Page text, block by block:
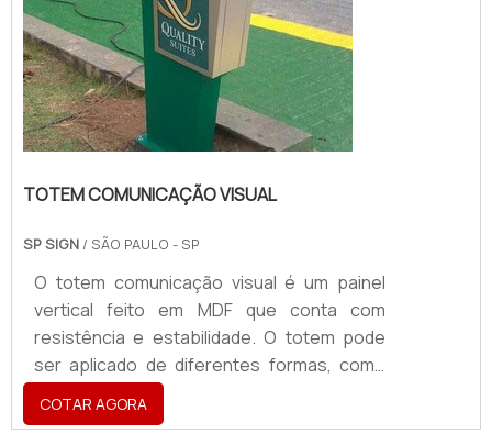
TOTEM COMUNICAÇÃO VISUAL
SP SIGN / SÃO PAULO - SP
O totem comunicação visual é um painel
vertical feito em MDF que conta com
resistência e estabilidade. O totem pode
ser aplicado de diferentes formas, como
sinalização de propaganda, sinalização
direcional ou instrução, como decoração.
COTAR AGORA